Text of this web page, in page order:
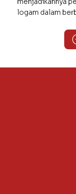
logam dalam